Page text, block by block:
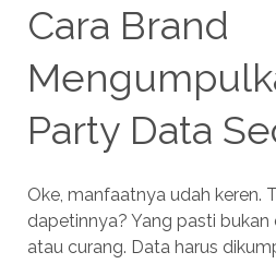
Cara Brand
Party Data
Oke, manfaatnya udah keren.
dapetinnya? Yang pasti bukan
atau curang. Data harus